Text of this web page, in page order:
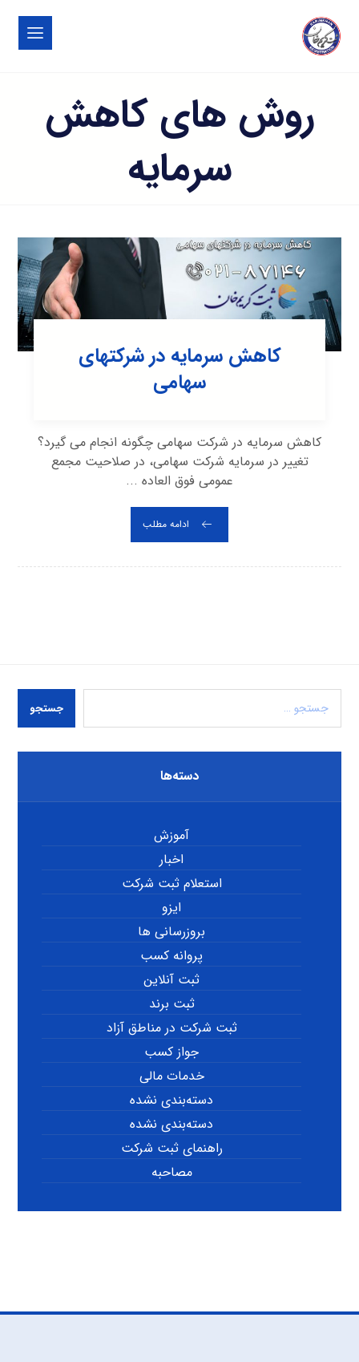
روش های کاهش
سرمایه
کاهش سرمایه در شرکتهای
سهامی
کاهش سرمایه در شرکت سهامی چگونه انجام می گیرد؟
تغییر در سرمایه شرکت سهامی، در صلاحیت مجمع
عمومی فوق العاده ...
ادامه مطلب
جستجو
دسته‌ها
آموزش
اخبار
استعلام ثبت شرکت
ایزو
بروزرسانی ها
پروانه کسب
ثبت آنلاین
ثبت برند
ثبت شرکت در مناطق آزاد
جواز کسب
خدمات مالی
دسته‌بندی نشده
دسته‌بندی نشده
راهنمای ثبت شرکت
مصاحبه